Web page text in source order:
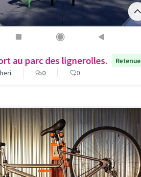
au parc des lignerolles.
Retenue
0 0